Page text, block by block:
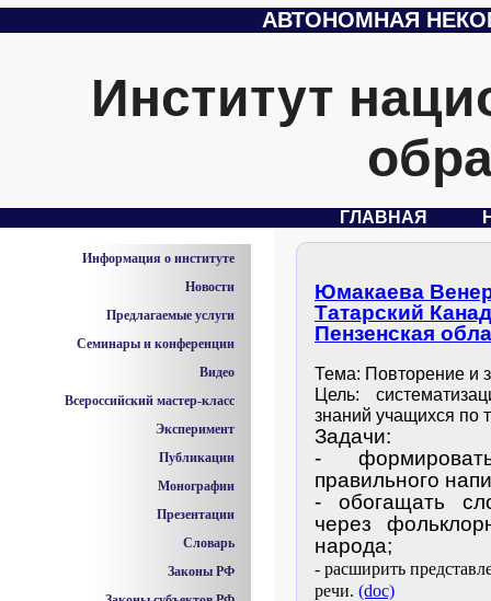
АВТОНОМНАЯ
Институт
ГЛАВНАЯ
Юмакаева
Татарский
Пензенская
Тема: Повторение и
Цель:
знаний учащихся по
Задачи:
-
правильного
- обогащать
через
народа;
- расширить
речи. (doc)
Информация о институте
Новости
Предлагаемые услуги
Семинары и конференции
Видео
Всероссийский мастер-класс
Эксперимент
Публикации
Монографии
Презентации
Словарь
Законы РФ